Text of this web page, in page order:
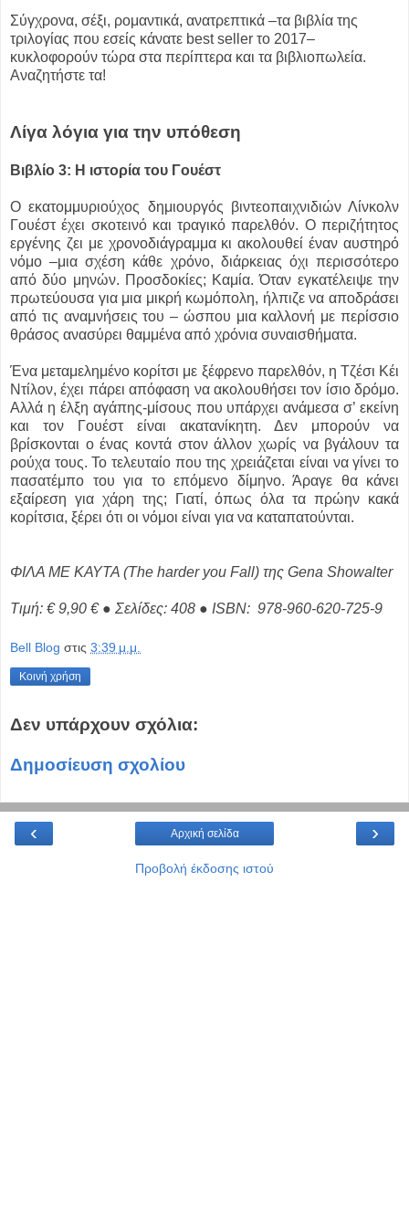
Σύγχρονα, σέξι, ρομαντικά, ανατρεπτικά –τα βιβλία της
τριλογίας που εσείς κάνατε best seller το 2017–
κυκλοφορούν τώρα στα περίπτερα και τα βιβλιοπωλεία.
Αναζητήστε τα!
Λίγα λόγια για την υπόθεση
Βιβλίο 3: Η ιστορία του Γουέστ
Ο εκατομμυριούχος δημιουργός βιντεοπαιχνιδιών Λίνκολν
Γουέστ έχει σκοτεινό και τραγικό παρελθόν. Ο περιζήτητος
εργένης ζει με χρονοδιάγραμμα κι ακολουθεί έναν αυστηρό
νόμο –μια σχέση κάθε χρόνο, διάρκειας όχι περισσότερο
από δύο μηνών. Προσδοκίες; Καμία. Όταν εγκατέλειψε την
πρωτεύουσα για μια μικρή κωμόπολη, ήλπιζε να αποδράσει
από τις αναμνήσεις του – ώσπου μια καλλονή με περίσσιο
θράσος ανασύρει θαμμένα από χρόνια συναισθήματα.
Ένα μεταμελημένο κορίτσι με ξέφρενο παρελθόν, η Τζέσι Κέι
Ντίλον, έχει πάρει απόφαση να ακολουθήσει τον ίσιο δρόμο.
Αλλά η έλξη αγάπης-μίσους που υπάρχει ανάμεσα σ’ εκείνη
και τον Γουέστ είναι ακατανίκητη. Δεν μπορούν να
βρίσκονται ο ένας κοντά στον άλλον χωρίς να βγάλουν τα
ρούχα τους. Το τελευταίο που της χρειάζεται είναι να γίνει τo
πασατέμπο του για το επόμενο δίμηνο. Άραγε θα κάνει
εξαίρεση για χάρη της; Γιατί, όπως όλα τα πρώην κακά
κορίτσια, ξέρει ότι οι νόμοι είναι για να καταπατούνται.
ΦΙΛΑ ΜΕ ΚΑΥΤΑ (Τhe harder you Fall) της Gena Showalter
Τιμή: € 9,90 € ● Σελίδες: 408 ● ΙSBN: 978-960-620-725-9
Bell Blog στις 3:39 μ.μ.
Κοινή χρήση
Δεν υπάρχουν σχόλια:
Δημοσίευση σχολίου
‹ ›
Αρχική σελίδα
Προβολή έκδοσης ιστού